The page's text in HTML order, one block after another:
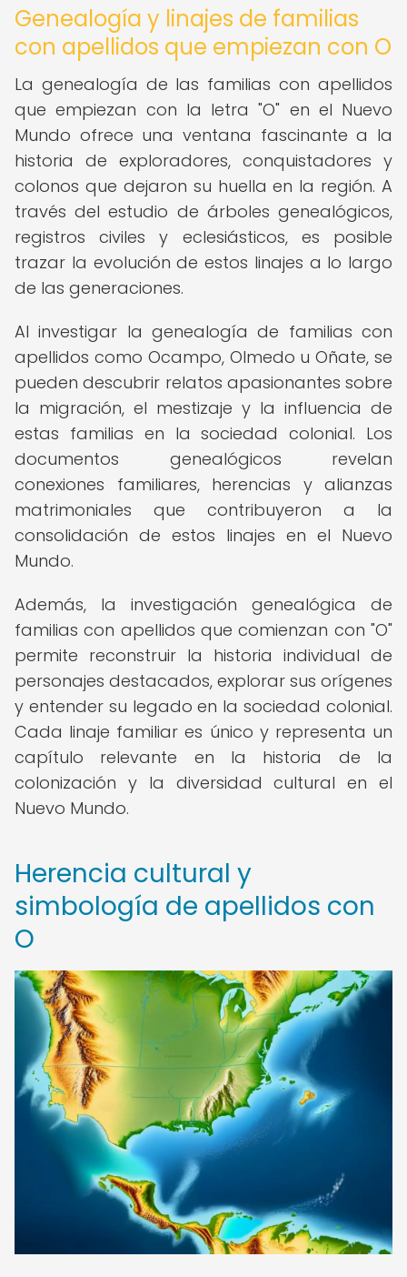
Genealogía y linajes de familias
con apellidos que empiezan con O
La genealogía de las familias con apellidos
que empiezan con la letra "O" en el Nuevo
Mundo ofrece una ventana fascinante a la
historia de exploradores, conquistadores y
colonos que dejaron su huella en la región. A
través del estudio de árboles genealógicos,
registros civiles y eclesiásticos, es posible
trazar la evolución de estos linajes a lo largo
de las generaciones.
Al investigar la genealogía de familias con
apellidos como Ocampo, Olmedo u Oñate, se
pueden descubrir relatos apasionantes sobre
la migración, el mestizaje y la influencia de
estas familias en la sociedad colonial. Los
documentos genealógicos revelan
conexiones familiares, herencias y alianzas
matrimoniales que contribuyeron a la
consolidación de estos linajes en el Nuevo
Mundo.
Además, la investigación genealógica de
familias con apellidos que comienzan con "O"
permite reconstruir la historia individual de
personajes destacados, explorar sus orígenes
y entender su legado en la sociedad colonial.
Cada linaje familiar es único y representa un
capítulo relevante en la historia de la
colonización y la diversidad cultural en el
Nuevo Mundo.
Herencia cultural y
simbología de apellidos con
O